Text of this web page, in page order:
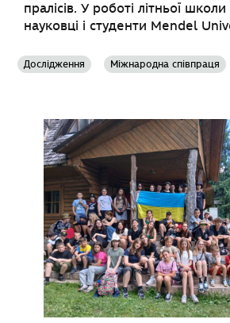
пралісів. У роботі літньої
науковці і студенти Mendel
Дослідження Міжнародна співпраця